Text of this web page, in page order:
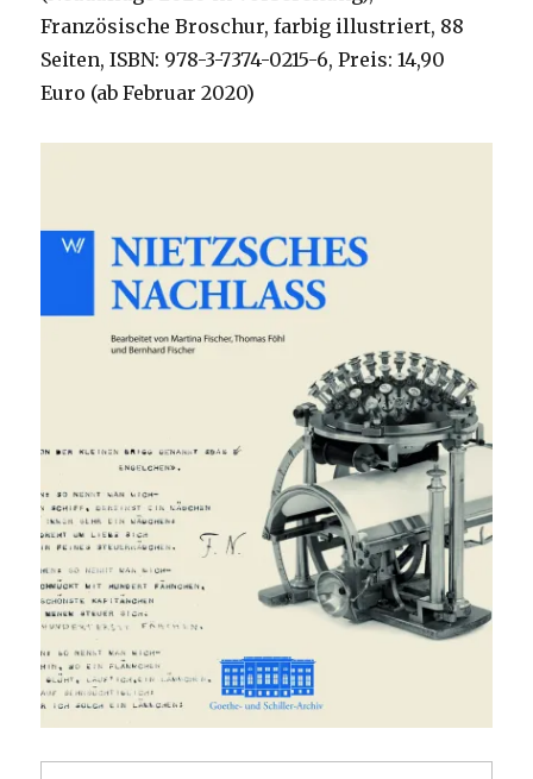
Französische Broschur, farbig illustriert, 88
Seiten, ISBN: 978-3-7374-0215-6, Preis: 14,90
Euro (ab Februar 2020)